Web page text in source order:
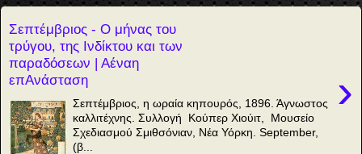
Σεπτέμβριος - Ο μήνας του
τρύγου, της Ινδίκτου και των
παραδόσεων | Αέναη
επΑνάσταση
›
Σεπτέμβριος, η ωραία κηπουρός, 1896. Άγνωστος
καλλιτέχνης. Συλλογή Κούπερ Χιούιτ, Μουσείο
Σχεδιασμού Σμιθσόνιαν, Νέα Υόρκη. September,
(β...